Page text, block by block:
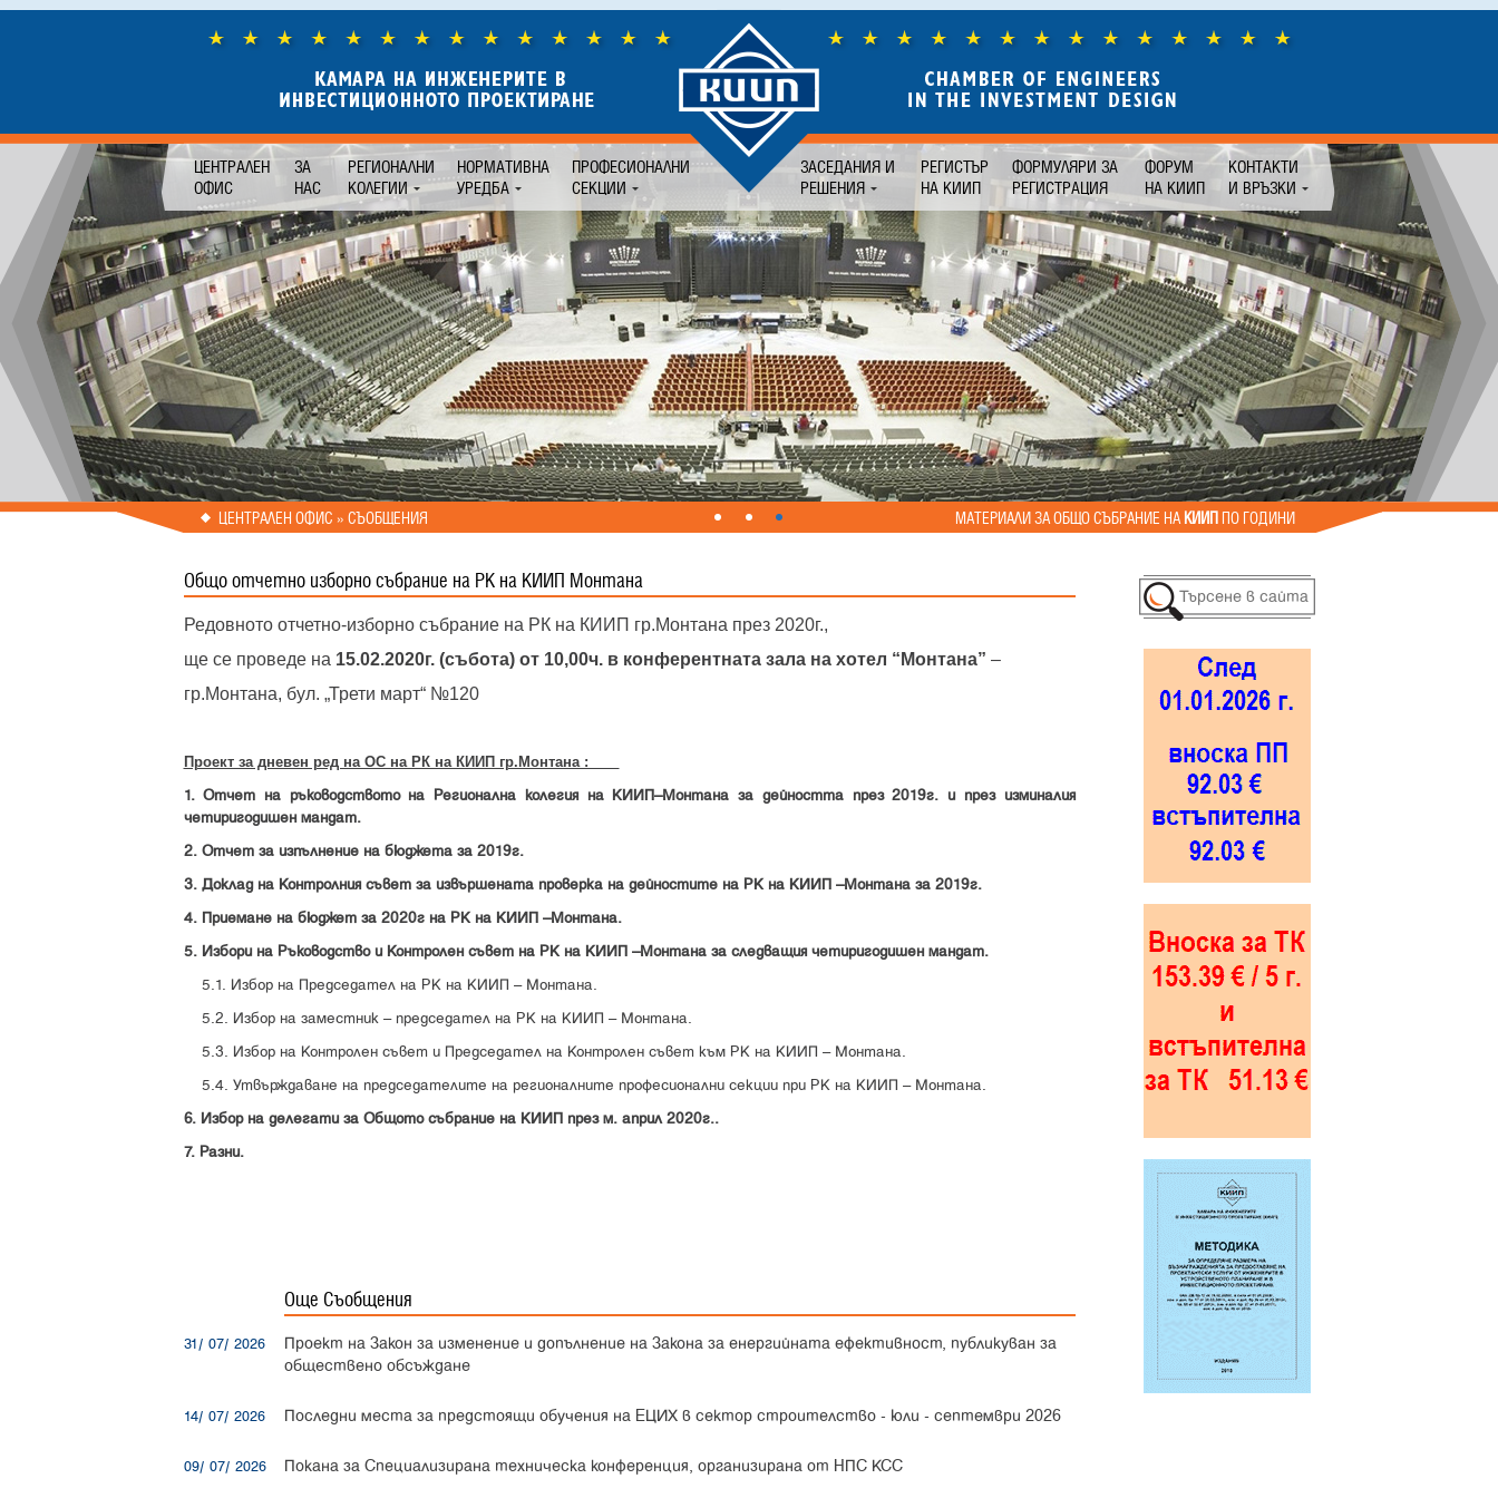
PrevNext
ЦЕНТРАЛЕН
ОФИС
ЗА
НАС
РЕГИОНАЛНИ
КОЛЕГИИ
НОРМАТИВНА
УРЕДБА
ПРОФЕСИОНАЛНИ
СЕКЦИИ
ЗАСЕДАНИЯ И
РЕШЕНИЯ
РЕГИСТЪР
НА КИИП
ФОРМУЛЯРИ ЗА
РЕГИСТРАЦИЯ
ФОРУМ
НА КИИП
КОНТАКТИ
И ВРЪЗКИ
ЦЕНТРАЛЕН ОФИС » СЪОБЩЕНИЯ МАТЕРИАЛИ ЗА ОБЩО СЪБРАНИЕ НАКИИППО ГОДИНИ
Общо отчетно изборно събрание на РК на КИИП Монтана
Редовното отчетно-изборно събрание на РК на КИИП гр.Монтана през 2020г.,
ще се проведе на 15.02.2020г. (събота) от 10,00ч. в конферентната зала на хотел “Монтана” –
гр.Монтана, бул. „Трети март“ №120
Проект за дневен ред на ОС на РК на КИИП гр.Монтана :
1. Отчет на ръководството на Регионална колегия на КИИП–Монтана за дейността през 2019г. и през изминалия
четиригодишен мандат.
2. Отчет за изпълнение на бюджета за 2019г.
3. Доклад на Контролния съвет за извършената проверка на дейностите на РК на КИИП –Монтана за 2019г.
4. Приемане на бюджет за 2020г на РК на КИИП –Монтана.
5. Избори на Ръководство и Контролен съвет на РК на КИИП –Монтана за следващия четиригодишен мандат.
5.1. Избор на Председател на РК на КИИП – Монтана.
5.2. Избор на заместник – председател на РК на КИИП – Монтана.
5.3. Избор на Контролен съвет и Председател на Контролен съвет към РК на КИИП – Монтана.
5.4. Утвърждаване на председателите на регионалните професионални секции при РК на КИИП – Монтана.
6. Избор на делегати за Общото събрание на КИИП през м. април 2020г..
7. Разни.
Още Съобщения
31/ 07/ 2026
Проект на Закон за изменение и допълнение на Закона за енергийната ефективност, публикуван за
обществено обсъждане
14/ 07/ 2026 Последни места за предстоящи обучения на ЕЦИХ в сектор строителство - юли - септември 2026
09/ 07/ 2026 Покана за Специализирана техническа конференция, организирана от НПС КСС